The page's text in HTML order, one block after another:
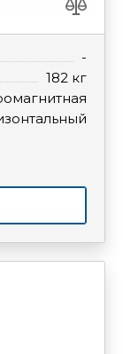
-
182 кг